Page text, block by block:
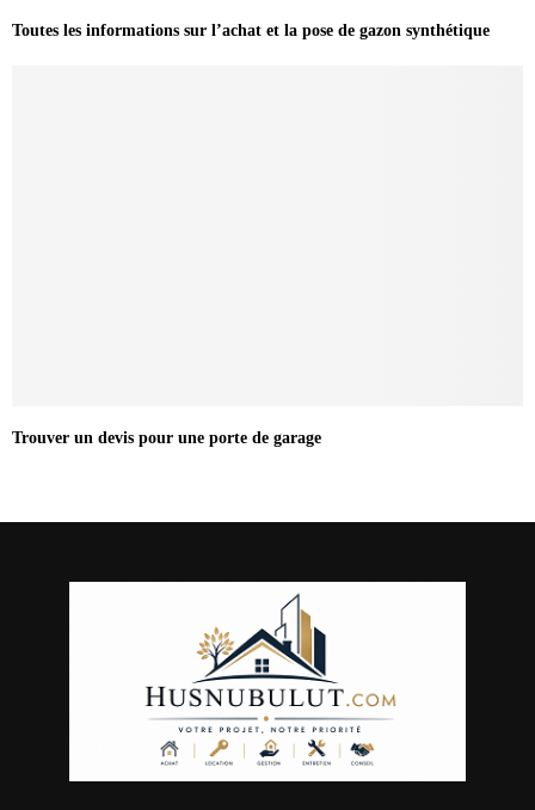
Toutes les informations sur l’achat et la pose de gazon synthétique
Trouver un devis pour une porte de garage